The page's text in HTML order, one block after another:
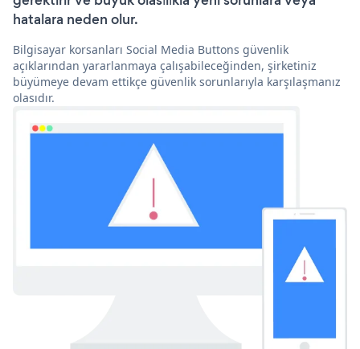
hatalara neden olur.
Bilgisayar korsanları Social Media Buttons güvenlik
açıklarından yararlanmaya çalışabileceğinden, şirketiniz
büyümeye devam ettikçe güvenlik sorunlarıyla karşılaşmanız
olasıdır.